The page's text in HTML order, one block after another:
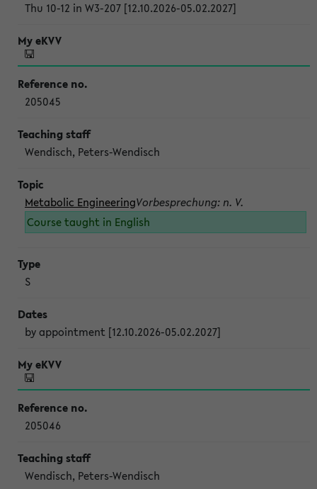
Thu 10-12 in W3-207 [12.10.2026-05.02.2027]
205045
Wendisch, Peters-Wendisch
Metabolic EngineeringVorbesprechung: n. V.
Course taught in English
S
by appointment [12.10.2026-05.02.2027]
205046
Wendisch, Peters-Wendisch